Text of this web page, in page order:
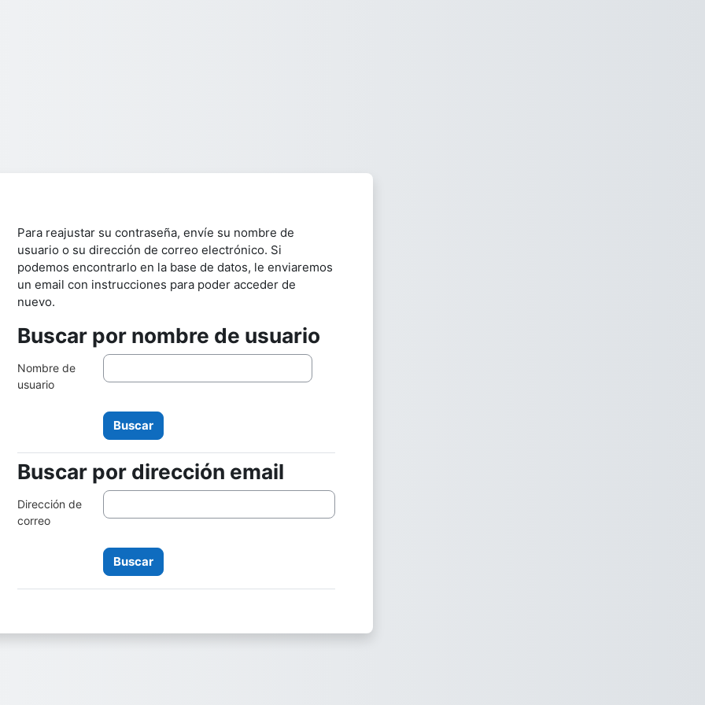
Para reajustar su contraseña, envíe su nombre de
usuario o su dirección de correo electrónico. Si
podemos encontrarlo en la base de datos, le enviaremos
un email con instrucciones para poder acceder de
nuevo.
Buscar por nombre de usuario
Buscar por nombre de usuario
Nombre de
usuario
Buscar por dirección email
Buscar por dirección email
Dirección de
correo